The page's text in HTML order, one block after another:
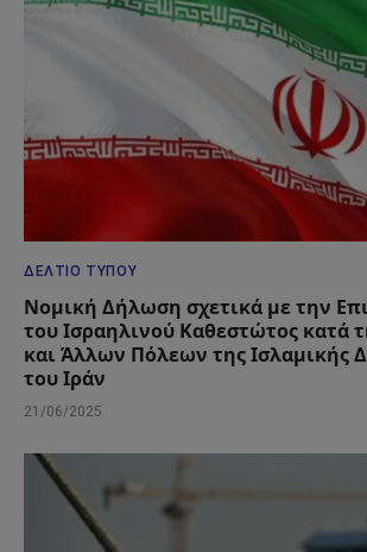
ΔΕΛΤΊΟ ΤΎΠΟΥ
Νομική Δήλωση σχετικά με την
του Ισραηλινού Καθεστώτος κατά
και Άλλων Πόλεων της Ισλαμικής
του Ιράν
21/06/2025